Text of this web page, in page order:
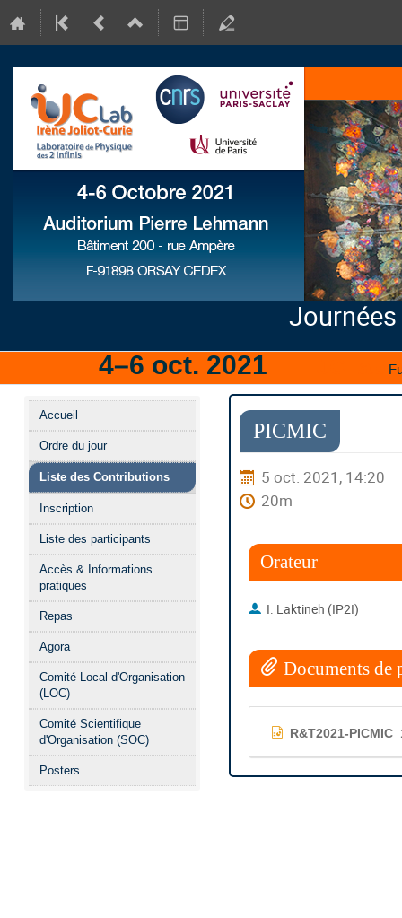
Journées
4–6 oct. 2021
Menu
de
l'événement
Accueil
Ordre du jour
Liste des Contributions
Inscription
Liste des participants
Accès & Informations
pratiques
Repas
Agora
Comité Local d'Organisation
(LOC)
Comité Scientifique
d'Organisation (SOC)
Posters
PICMIC
5 oct. 2021, 14:20
20m
Orateur
I. Laktineh (IP2I)
Documents de
R&T2021-